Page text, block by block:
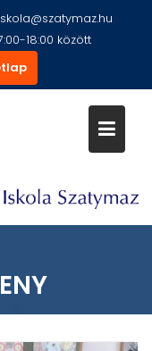
18:00 között